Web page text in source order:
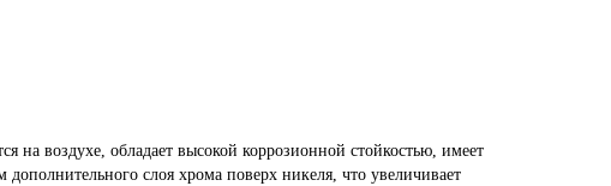
воздухе, обладает высокой коррозионной стойкостью, имеет
слоя хрома поверх никеля, что увеличивает